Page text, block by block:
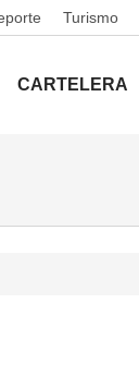
Turismo
CARTELERA